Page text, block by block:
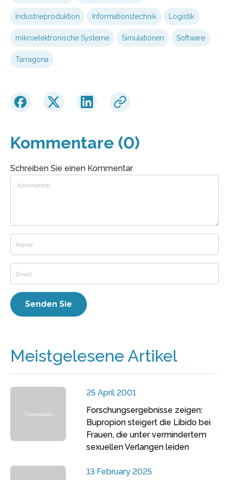
Industrieproduktion Informationstechnik Logistik
mikroelektronische Systeme Simulationen Software
Tarragona
Kommentare (0)
Schreiben Sie einen Kommentar
Meistgelesene Artikel
25 April 2001
Forschungsergebnisse zeigen:
Bupropion steigert die Libido bei
Frauen, die unter vermindertem
sexuellen Verlangen leiden
13 February 2025